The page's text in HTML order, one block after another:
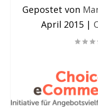
Gepostet von
April 2015 |